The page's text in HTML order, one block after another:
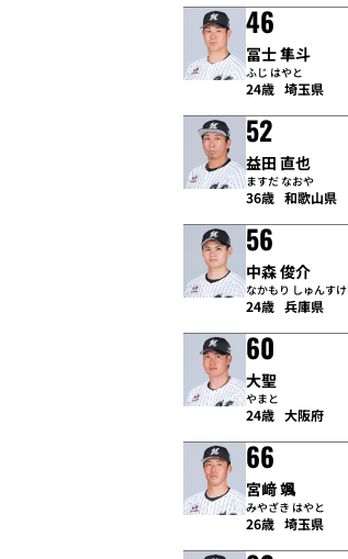
46
冨士 隼斗
ふじ はやと
24歳 埼玉県
52
益田 直也
ますだ なおや
36歳 和歌山県
56
中森 俊介
なかもり しゅんすけ
24歳 兵庫県
60
大聖
やまと
24歳 大阪府
66
宮﨑 颯
みやざき はやと
26歳 埼玉県